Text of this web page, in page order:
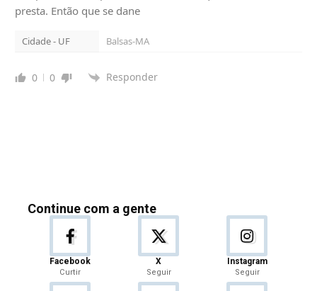
presta. Então que se dane
Cidade - UF Balsas-MA
0 0 Responder
Continue com a gente
Facebook
Curtir
X
Seguir
Instagram
Seguir